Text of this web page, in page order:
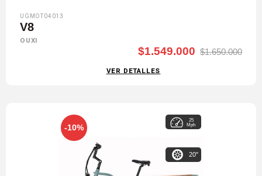
UGMOT04013
V8
OUXI
$1.549.000 $1.650.000
VER DETALLES
-10%
25
Mph
20"